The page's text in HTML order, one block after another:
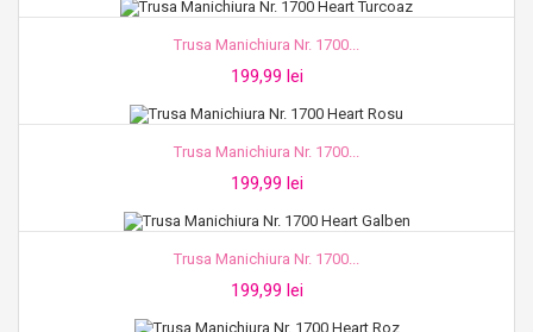
Trusa Manichiura Nr. 1700...
199,99 lei
Trusa Manichiura Nr. 1700...
199,99 lei
Trusa Manichiura Nr. 1700...
199,99 lei